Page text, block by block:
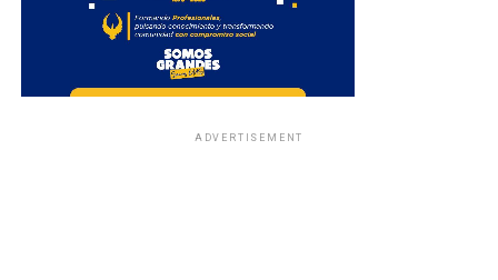
ADVERTISEMENT